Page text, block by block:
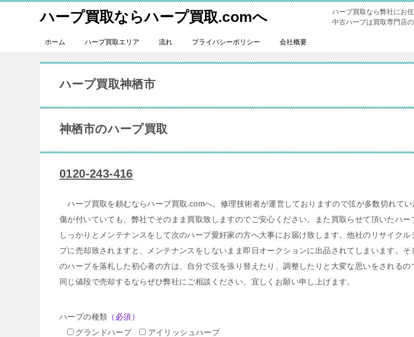
ハープ買取ならハープ買取.comへ
ハープ買取なら弊社にお
中古ハープは買取専門店
ホーム ハープ買取エリア 流れ プライバシーポリシー 会社概要
ハープ買取神栖市
神栖市のハープ買取
0120-243-416
ハープ買取を頼むならハープ買取.comへ。修理技術者が運営しておりますので弦が多数切れてい
傷が付いていても、弊社でそのまま買取致しますのでご安心ください。また買取らせて頂いたハー
しっかりとメンテナンスをして次のハープ愛好家の方へ大事にお届け致します。他社のリサイクル
プに売却致されますと、メンテナンスをしないまま即日オークションに出品されてしまいます。そ
のハープを落札した初心者の方は、自分で弦を張り替えたり、調整したりと大変な思いをされるの
同じ値段で売却するならぜひ弊社にご相談ください。宜しくお願い申し上げます。
ハープの種類 （必須）
グランドハープ
アイリッシュハープ